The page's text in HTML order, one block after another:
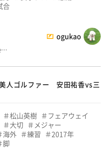
合
ogukao
人ゴルファー 安田祐香vs三
松山英樹
フェアウェイ
大切
メジャー
海外 練習
2017年
脚